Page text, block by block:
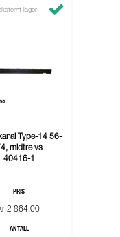
lager
Type-14 56-
midtre vs
40416-1
PRIS
2 864,00
ANTALL